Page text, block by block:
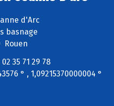
d'Arc
basnage
Rouen
02 35 71 29 78
° , 1,09215370000004 °